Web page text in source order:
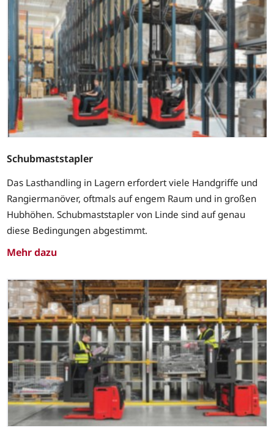
Schubmaststapler
Das Lasthandling in Lagern erfordert viele Handgriffe und
Rangiermanöver, oftmals auf engem Raum und in großen
Hubhöhen. Schubmaststapler von Linde sind auf genau
diese Bedingungen abgestimmt.
Mehr dazu